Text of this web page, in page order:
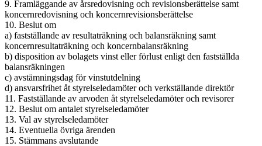
9. Framläggande av årsredovisning och revisionsberättelse samt
koncernredovisning och koncernrevisionsberättelse
10. Beslut om
a) fastställande av resultaträkning och balansräkning samt
koncernresultaträkning och koncernbalansräkning
b) disposition av bolagets vinst eller förlust enligt den fastställda
balansräkningen
c) avstämningsdag för vinstutdelning
d) ansvarsfrihet åt styrelseledamöter och verkställande direktör
11. Fastställande av arvoden åt styrelseledamöter och revisorer
12. Beslut om antalet styrelseledamöter
13. Val av styrelseledamöter
14. Eventuella övriga ärenden
15. Stämmans avslutande